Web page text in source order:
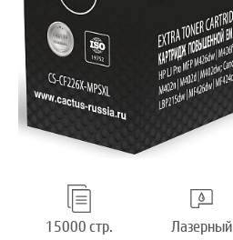
15000 стр. Лазерный